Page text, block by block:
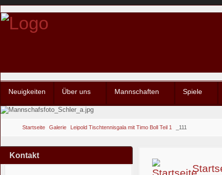
Neuigkeiten Über uns Mannschaften Spiele
Startseite Galerie Leipold Tischtennisgala mit Timo Boll Teil 1 _111
Kontakt